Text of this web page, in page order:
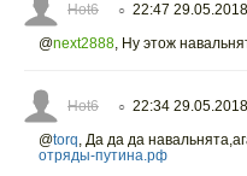
Hot6 ○ 22:47 29.05.2018
@next2888, Ну этож
Hot6 ○ 22:34 29.05.2018
@torq, Да да да
отряды-путина.рф